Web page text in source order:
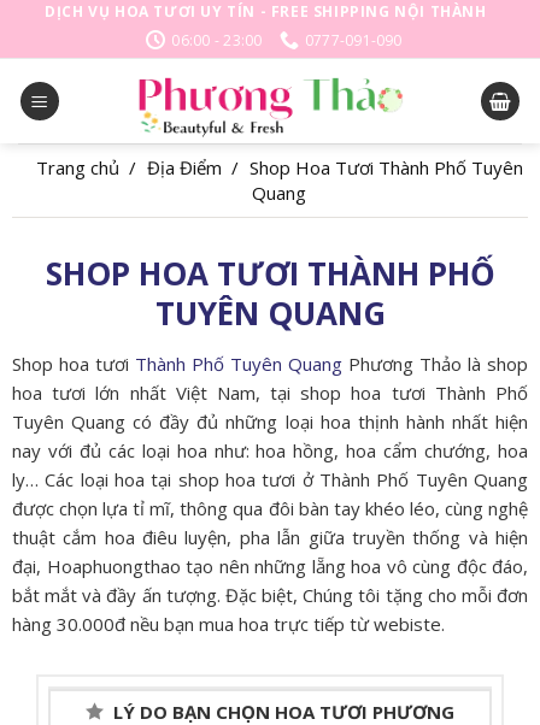
DỊCH VỤ HOA TƯƠI UY TÍN - FREE SHIPPING NỘI THÀNH
06:00 - 23:00
0777-091-090
Trang chủ / Địa Điểm / Shop Hoa Tươi Thành Phố Tuyên
Quang
SHOP HOA TƯƠI THÀNH PHỐ
TUYÊN QUANG
Shop hoa tươi Thành Phố Tuyên Quang Phương Thảo là shop
hoa tươi lớn nhất Việt Nam, tại shop hoa tươi Thành Phố
Tuyên Quang có đầy đủ những loại hoa thịnh hành nhất hiện
nay với đủ các loại hoa như: hoa hồng, hoa cẩm chướng, hoa
ly… Các loại hoa tại shop hoa tươi ở Thành Phố Tuyên Quang
được chọn lựa tỉ mĩ, thông qua đôi bàn tay khéo léo, cùng nghệ
thuật cắm hoa điêu luyện, pha lẫn giữa truyền thống và hiện
đại, Hoaphuongthao tạo nên những lẵng hoa vô cùng độc đáo,
bắt mắt và đầy ấn tượng. Đặc biệt, Chúng tôi tặng cho mỗi đơn
hàng 30.000đ nều bạn mua hoa trực tiếp từ webiste.
LÝ DO BẠN CHỌN HOA TƯƠI PHƯƠNG